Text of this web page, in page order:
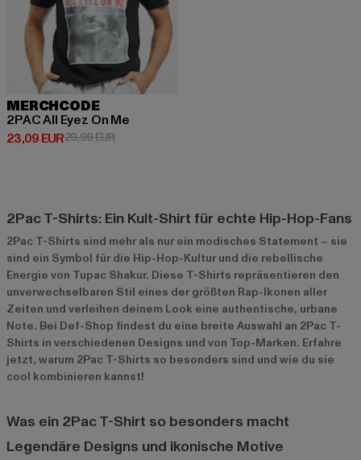
MERCHCODE
2PAC All Eyez On Me
23,09 EUR
Derzeitiger Preis: 23,09 EUR
29,99 EURAktionspreis: 29,99 EUR
2Pac T-Shirts: Ein Kult-Shirt für echte Hip-Hop-Fans
2Pac T-Shirts sind mehr als nur ein modisches Statement – sie
sind ein Symbol für die Hip-Hop-Kultur und die rebellische
Energie von Tupac Shakur. Diese T-Shirts repräsentieren den
unverwechselbaren Stil eines der größten Rap-Ikonen aller
Zeiten und verleihen deinem Look eine authentische, urbane
Note. Bei Def-Shop findest du eine breite Auswahl an 2Pac T-
Shirts in verschiedenen Designs und von Top-Marken. Erfahre
jetzt, warum 2Pac T-Shirts so besonders sind und wie du sie
cool kombinieren kannst!
Was ein 2Pac T-Shirt so besonders macht
Legendäre Designs und ikonische Motive